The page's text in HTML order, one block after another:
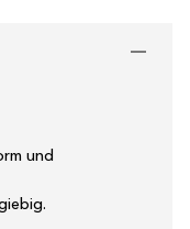
und